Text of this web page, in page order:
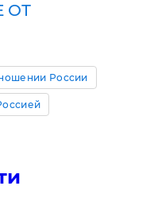
ОТ
России